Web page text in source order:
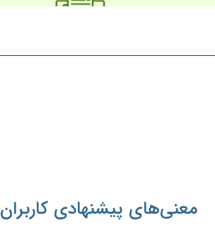
معنی‌های پیشنهادی کاربران